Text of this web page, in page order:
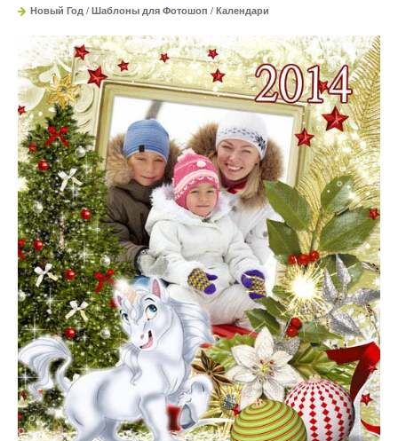
Новый Год / Шаблоны для Фотошоп / Календари